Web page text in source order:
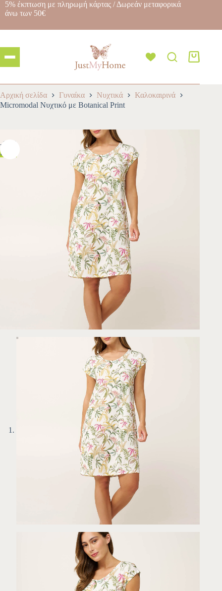
5% έκπτωση με πληρωμή κάρτας / Δωρεάν μεταφορικά
άνω των 50€
Αρχική σελίδα Γυναίκα Νυχτικά
Καλοκαιρινά
Micromodal Νυχτικό με Botanical Print
-10%
HOT